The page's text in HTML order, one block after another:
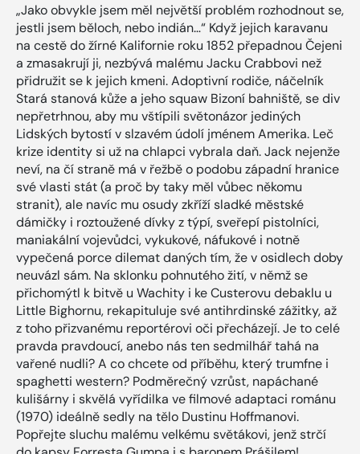
„Jako obvykle jsem měl největší problém rozhodnout se,
jestli jsem běloch, nebo indián…“ Když jejich karavanu
na cestě do žírné Kalifornie roku 1852 přepadnou Čejeni
a zmasakrují ji, nezbývá malému Jacku Crabbovi než
přidružit se k jejich kmeni. Adoptivní rodiče, náčelník
Stará stanová kůže a jeho squaw Bizoní bahniště, se div
nepřetrhnou, aby mu vštípili světonázor jediných
Lidských bytostí v slzavém údolí jménem Amerika. Leč
krize identity si už na chlapci vybrala daň. Jack nejenže
neví, na čí straně má v řežbě o podobu západní hranice
své vlasti stát (a proč by taky měl vůbec někomu
stranit), ale navíc mu osudy zkříží sladké městské
dámičky i roztoužené dívky z týpí, sveřepí pistolníci,
maniakální vojevůdci, vykukové, náfukové i notně
vypečená porce dilemat daných tím, že v osidlech doby
neuvázl sám. Na sklonku pohnutého žití, v němž se
přichomýtl k bitvě u Wachity i ke Custerovu debaklu u
Little Bighornu, rekapituluje své antihrdinské zážitky, až
z toho přizvanému reportérovi oči přecházejí. Je to celé
pravda pravdoucí, anebo nás ten sedmilhář tahá na
vařené nudli? A co chcete od příběhu, který trumfne i
spaghetti western? Podměrečný vzrůst, napáchané
kulišárny i skvělá vyřídilka ve filmové adaptaci románu
(1970) ideálně sedly na tělo Dustinu Hoffmanovi.
Popřejte sluchu malému velkému světákovi, jenž strčí